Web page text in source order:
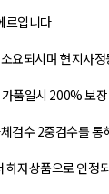
르입니다
요되시며 현지사
품일시 200% 보
검수 2중검수를
하자상품으로 인